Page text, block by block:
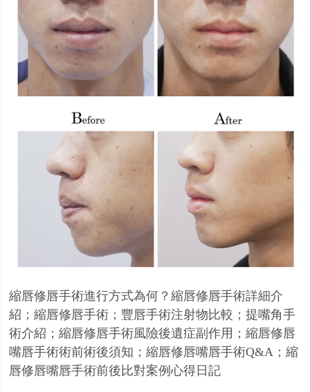
縮唇修唇手術進行方式為何？縮唇修唇手術詳細介
紹 ；縮唇修唇手術 ； 豐唇手術注射物比較 ；提嘴角手
術介紹 ；縮唇修唇手術風險後遺症副作用 ；縮唇修唇
嘴唇手術術前術後須知 ；縮唇修唇嘴唇手術Q&A ；縮
唇修唇嘴唇手術前後比對案例心得日記